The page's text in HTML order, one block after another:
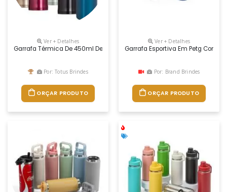
Ver + Detalhes
Garrafa Térmica De 450ml De Metal Inteira Colorida Com Botão De
Por: Totus Brindes
ORÇAR PRODUTO
Ver + Detalhes
Garrafa Esportiva Em Petg Com
Por: Brand Brindes
ORÇAR PRODUTO